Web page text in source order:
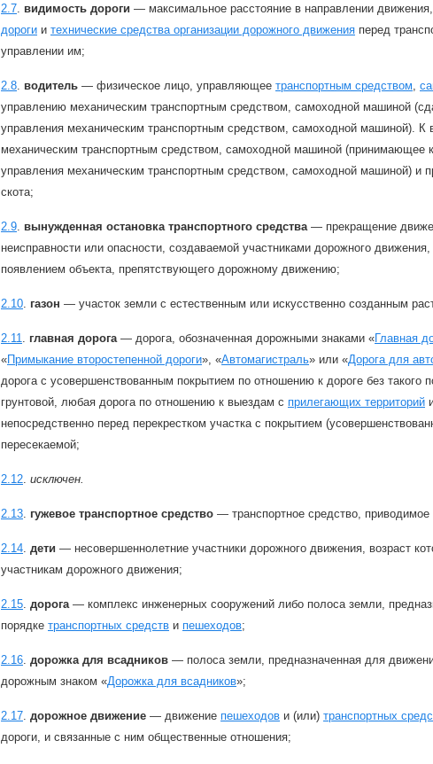
2.7. видимость дороги — максимальное расстояние в направлении
дороги и технические средства организации дорожного движения перед
управлении им;
2.8. водитель — физическое лицо, управляющее транспортным средством,
управлению механическим транспортным средством, самоходной машиной
управления механическим транспортным средством, самоходной машиной).
механическим транспортным средством, самоходной машиной (принимающее
управления механическим транспортным средством, самоходной машиной) и
скота;
2.9. вынужденная остановка транспортного средства— прекращение
неисправности или опасности, создаваемой участниками дорожного
появлением объекта, препятствующего дорожному движению;
2.10. газон — участок земли с естественным или искусственно созданным
2.11. главная дорога— дорога, обозначенная дорожными знаками «Главная
«Примыкание второстепенной дороги», «Автомагистраль» или «Дорога для
дорога с усовершенствованным покрытием по отношению к дороге без
грунтовой, любая дорога по отношению к выездам с прилегающих территорий
непосредственно перед перекрестком участка с покрытием
пересекаемой;
2.12. исключен.
2.13. гужевое транспортное средство — транспортное средство,
2.14. дети — несовершеннолетние участники дорожного движения, возраст
участникам дорожного движения;
2.15. дорога— комплекс инженерных сооружений либо полоса земли,
порядке транспортных средств и пешеходов;
2.16. дорожка для всадников — полоса земли, предназначенная для
дорожным знаком «Дорожка для всадников»;
2.17. дорожное движение — движение пешеходов и (или) транспортных
дороги, и связанные с ним общественные отношения;